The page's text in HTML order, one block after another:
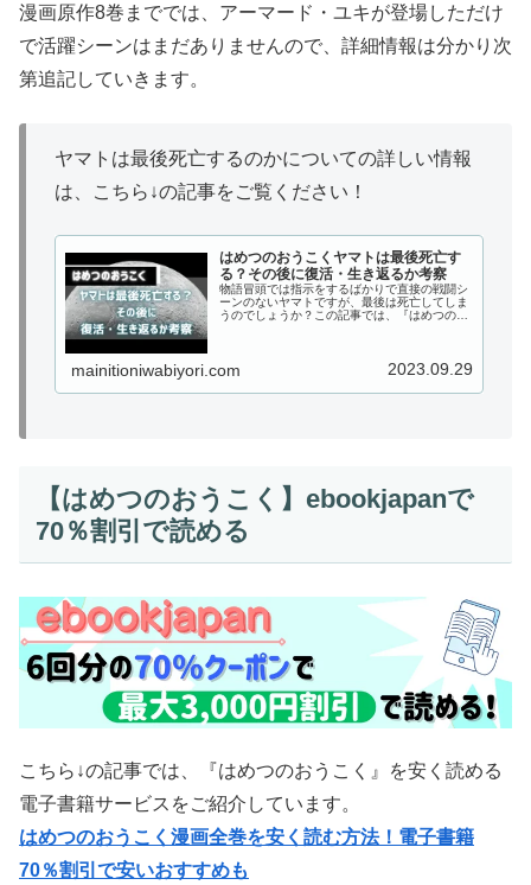
漫画原作8巻まででは、アーマード・ユキが登場しただけ
で活躍シーンはまだありませんので、詳細情報は分かり次
第追記していきます。
ヤマトは最後死亡するのかについての詳しい情報
は、こちら↓の記事をご覧ください！
はめつのおうこくヤマトは最後死亡す
る？その後に復活・生き返るか考察
物語冒頭では指示をするばかりで直接の戦闘シ
ーンのないヤマトですが、最後は死亡してしま
うのでしょうか？この記事では、『はめつのお
mainitioniwabiyori.com 2023.09.29
【はめつのおうこく】ebookjapanで
70％割引で読める
こちら↓の記事では、『はめつのおうこく』を安く読める
電子書籍サービスをご紹介しています。
はめつのおうこく漫画全巻を安く読む方法！電子書籍
70％割引で安いおすすめも